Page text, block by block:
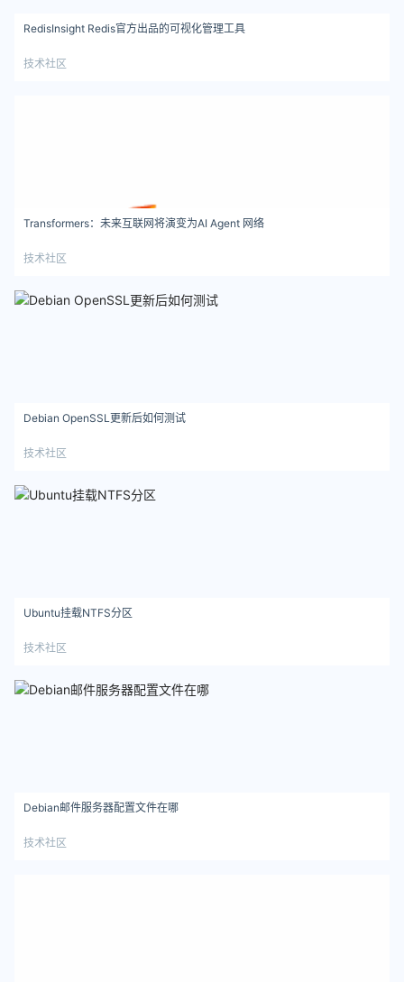
RedisInsight Redis官方出品的可视化管理工具
技术社区
Transformers：未来互联网将演变为AI Agent 网络
技术社区
Debian OpenSSL更新后如何测试
技术社区
Ubuntu挂载NTFS分区
技术社区
Debian邮件服务器配置文件在哪
技术社区